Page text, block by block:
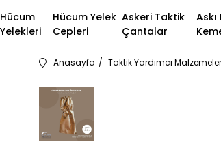
Hücum
Yelekleri
Hücum Yelek
Cepleri
Askeri Taktik
Çantalar
Anasayfa Taktik Yardımcı Malzemeler